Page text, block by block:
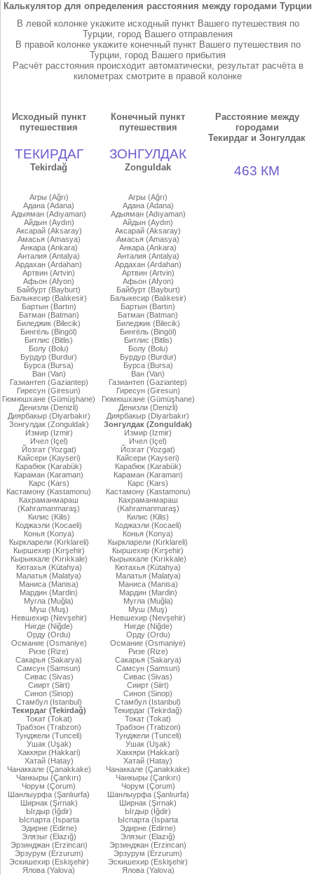
Калькулятор для определения расстояния между городами Турции
В левой колонке укажите исходный пункт Вашего путешествия по
Турции, город Вашего отправления
В правой колонке укажите конечный пункт Вашего путешествия по
Турции, город Вашего прибытия
Расчёт расстояния происходит автоматически, результат расчёта в
километрах смотрите в правой колонке
Исходный пункт
путешествия
ТЕКИРДАГ
Tekirdağ
Конечный пункт
путешествия
ЗОНГУЛДАК
Zonguldak
Расстояние между
городами
Текирдаг и Зонгулдак
463 КМ
Агры (Ağrı)
Адана (Adana)
Адыяман (Adıyaman)
Айдын (Aydın)
Аксарай (Aksaray)
Амасья (Amasya)
Анкара (Ankara)
Анталия (Antalya)
Ардахан (Ardahan)
Артвин (Artvin)
Афьон (Afyon)
Байбурт (Bayburt)
Балыкесир (Balıkesir)
Бартын (Bartın)
Батман (Batman)
Биледжик (Bilecik)
Бингёль (Bingöl)
Битлис (Bitlis)
Болу (Bolu)
Бурдур (Burdur)
Бурса (Bursa)
Ван (Van)
Газиантеп (Gaziantep)
Гиресун (Giresun)
Гюмюшхане (Gümüşhane)
Денизли (Denizli)
Диярбакыр (Diyarbakır)
Зонгулдак (Zonguldak)
Измир (Izmir)
Ичел (Içel)
Йозгат (Yozgat)
Кайсери (Kayseri)
Карабюк (Karabük)
Караман (Karaman)
Карс (Kars)
Кастамону (Kastamonu)
Кахраманмараш
(Kahramanmaraş)
Килис (Kilis)
Коджаэли (Kocaeli)
Конья (Konya)
Кыркларели (Kırklareli)
Кыршехир (Kırşehir)
Кырыккале (Kırıkkale)
Кютахья (Kütahya)
Малатья (Malatya)
Маниса (Manisa)
Мардин (Mardin)
Мугла (Muğla)
Муш (Muş)
Невшехир (Nevşehir)
Нигде (Niğde)
Орду (Ordu)
Османие (Osmaniye)
Ризе (Rize)
Сакарья (Sakarya)
Самсун (Samsun)
Сивас (Sivas)
Сиирт (Siirt)
Синоп (Sinop)
Стамбул (Istanbul)
Текирдаг (Tekirdağ)
Токат (Tokat)
Трабзон (Trabzon)
Тунджели (Tunceli)
Ушак (Uşak)
Хаккяри (Hakkari)
Хатай (Hatay)
Чанаккале (Çanakkake)
Чанкыры (Çankırı)
Чорум (Çorum)
Шанлыурфа (Şanlıurfa)
Ширнак (Şırnak)
Ыгдыр (Iğdir)
Ыспарта (İsparta
Эдирне (Edirne)
Элязыг (Elazığ)
Эрзинджан (Erzincan)
Эрзурум (Erzurum)
Эскишехир (Eskişehir)
Ялова (Yalova)
Агры (Ağrı)
Адана (Adana)
Адыяман (Adıyaman)
Айдын (Aydın)
Аксарай (Aksaray)
Амасья (Amasya)
Анкара (Ankara)
Анталия (Antalya)
Ардахан (Ardahan)
Артвин (Artvin)
Афьон (Afyon)
Байбурт (Bayburt)
Балыкесир (Balıkesir)
Бартын (Bartın)
Батман (Batman)
Биледжик (Bilecik)
Бингёль (Bingöl)
Битлис (Bitlis)
Болу (Bolu)
Бурдур (Burdur)
Бурса (Bursa)
Ван (Van)
Газиантеп (Gaziantep)
Гиресун (Giresun)
Гюмюшхане (Gümüşhane)
Денизли (Denizli)
Диярбакыр (Diyarbakır)
Зонгулдак (Zonguldak)
Измир (Izmir)
Ичел (Içel)
Йозгат (Yozgat)
Кайсери (Kayseri)
Карабюк (Karabük)
Караман (Karaman)
Карс (Kars)
Кастамону (Kastamonu)
Кахраманмараш
(Kahramanmaraş)
Килис (Kilis)
Коджаэли (Kocaeli)
Конья (Konya)
Кыркларели (Kırklareli)
Кыршехир (Kırşehir)
Кырыккале (Kırıkkale)
Кютахья (Kütahya)
Малатья (Malatya)
Маниса (Manisa)
Мардин (Mardin)
Мугла (Muğla)
Муш (Muş)
Невшехир (Nevşehir)
Нигде (Niğde)
Орду (Ordu)
Османие (Osmaniye)
Ризе (Rize)
Сакарья (Sakarya)
Самсун (Samsun)
Сивас (Sivas)
Сиирт (Siirt)
Синоп (Sinop)
Стамбул (Istanbul)
Текирдаг (Tekirdağ)
Токат (Tokat)
Трабзон (Trabzon)
Тунджели (Tunceli)
Ушак (Uşak)
Хаккяри (Hakkari)
Хатай (Hatay)
Чанаккале (Çanakkake)
Чанкыры (Çankırı)
Чорум (Çorum)
Шанлыурфа (Şanlıurfa)
Ширнак (Şırnak)
Ыгдыр (Iğdir)
Ыспарта (İsparta
Эдирне (Edirne)
Элязыг (Elazığ)
Эрзинджан (Erzincan)
Эрзурум (Erzurum)
Эскишехир (Eskişehir)
Ялова (Yalova)